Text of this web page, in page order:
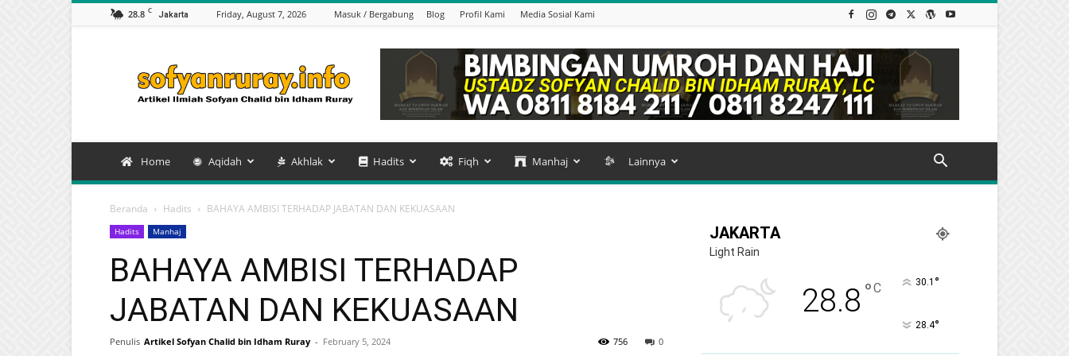
28.8 C Jakarta Friday, August 7, 2026 Masuk / Bergabung Blog Profil Kami Media Sosial Kami
Sofyan
Chalid
bin
Ruray
Home Aqidah Akhlak Hadits Fiqh Manhaj Lainnya
Beranda Hadits BAHAYA AMBISI TERHADAP JABATAN DAN KEKUASAAN
Hadits Manhaj
BAHAYA AMBISI TERHADAP
JABATAN DAN KEKUASAAN
Penulis Artikel Sofyan Chalid bin Idham Ruray - February 5, 2024 0
756
JAKARTA
Light Rain
28.8 °C 30.1 °
28.4°